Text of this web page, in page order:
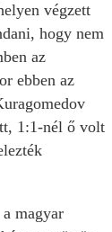
végzett
hogy nem
az
ebben az
1:1-nél ő volt
magyar